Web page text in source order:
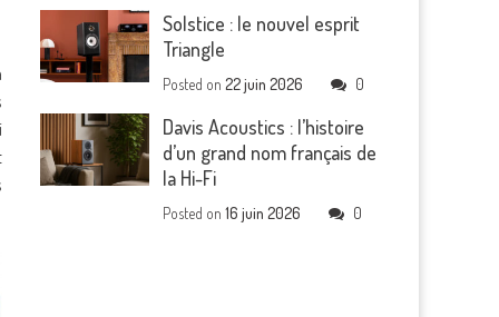
Solstice : le nouvel esprit
Triangle
Posted on22 juin 2026 0
Davis Acoustics : l’histoire
d’un grand nom français de
la Hi-Fi
Posted on16 juin 2026 0